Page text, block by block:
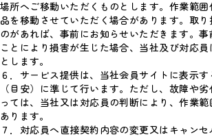
場所へご移動いただくものとします。作業範
品を移動させていただく場合があります。取り
のがあれば、事前にお知らせいただきます。
ことにより損害が生じた場合、当社及び対応
とします。
６．サービス提供は、当社会員サイトに表示
（目安）に準じて行います。ただし、故障や
っては、当社又は対応員の判断により、作業
あります。
７．対応員へ直接契約内容の変更又はキャン